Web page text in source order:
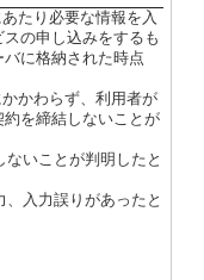
たり必要な情報を入
の申し込みをするも
に格納された時点
かわらず、利用者が
を締結しないことが
いことが判明したと
入力誤りがあったと